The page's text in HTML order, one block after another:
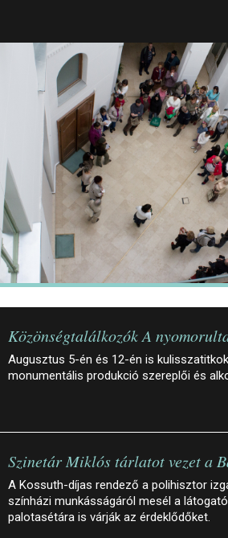
KONFERENCIA
JEGYEK
ELÉRHETŐSÉG
PALOTASÉTÁK ÉS
KÖZÉRDEKŰ
Közönségtalálkozók A
Augusztus 5-én és 12-én is
monumentális produkció szereplői és
Szinetár Miklós tárlatot vezet a
A Kossuth-díjas rendező a polihisztor
színházi munkásságáról mesél a
palotasétára is várják az érdeklődőket.